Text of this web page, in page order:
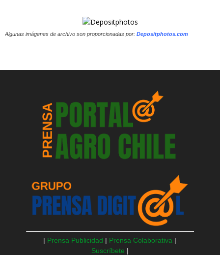
Algunas imágenes de archivo son proporcionadas por: Depositphotos.com
| Prensa Publicidad | Prensa Colaborativa |
Suscríbete |